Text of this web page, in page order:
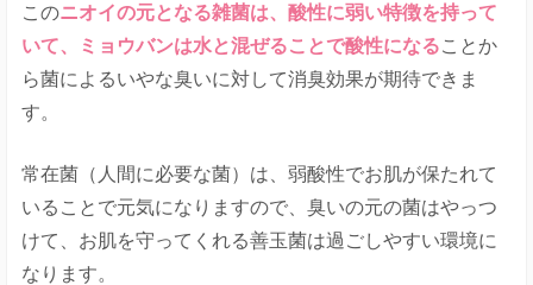
このニオイの元となる雑菌は、酸性に弱い特徴を持って
いて、ミョウバンは水と混ぜることで酸性になることか
ら菌によるいやな臭いに対して消臭効果が期待できま
す。
常在菌（人間に必要な菌）は、弱酸性でお肌が保たれて
いることで元気になりますので、臭いの元の菌はやっつ
けて、お肌を守ってくれる善玉菌は過ごしやすい環境に
なります。